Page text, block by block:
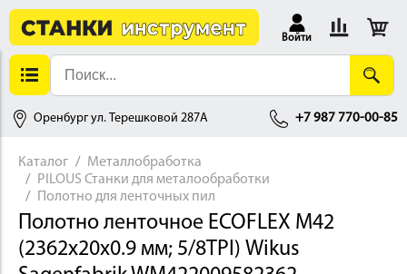
Войти
Оренбург ул. Терешковой 287А +7 987 770-00-85
Каталог
Металлобработка
PILOUS Станки для металообработки
Полотно для ленточных пил
Полотно ленточное ECOFLEX М42
(2362х20х0.9 мм; 5/8TPI) Wikus